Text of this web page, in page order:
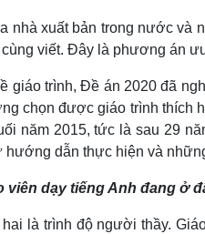
nhà xuất bản trong nước
viết. Đây là phương án
giáo trình, Đề án 2020 đã
chọn được giáo trình thích
năm 2015, tức là sau 29
hướng dẫn thực hiện và
viên dạy tiếng Anh đang ở
là trình độ người thầy.